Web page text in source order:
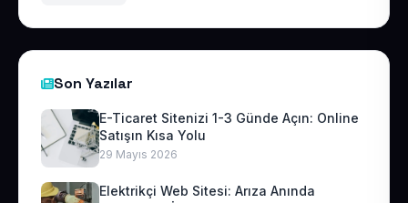
Son Yazılar
E-Ticaret Sitenizi 1-3 Günde Açın: Online
Satışın Kısa Yolu
29 Mayıs 2026
Elektrikçi Web Sitesi: Arıza Anında